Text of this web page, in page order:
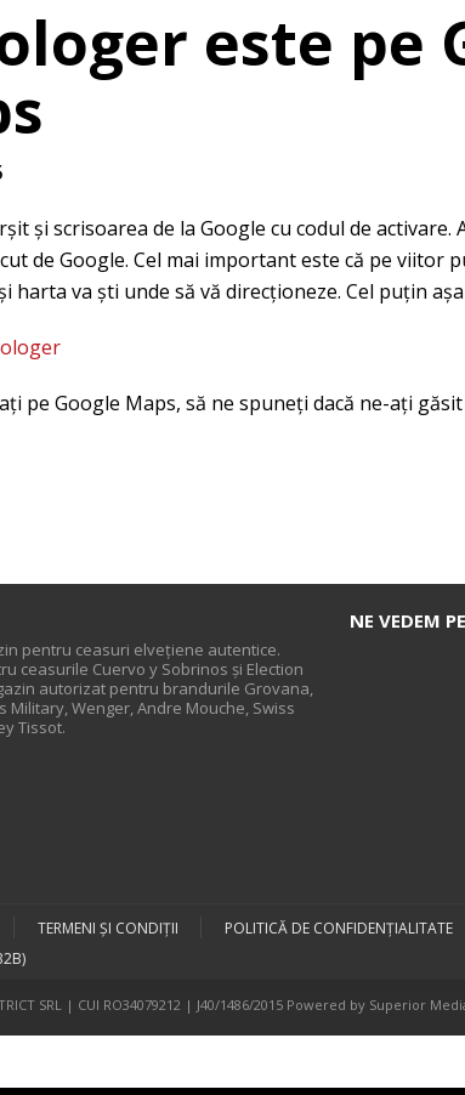
este pe
şi scrisoarea de la Google cu codul de activare.
de Google. Cel mai important este că pe viitor
harta va şti unde să vă direcţioneze. Cel puţin
pe Google Maps, să ne spuneţi dacă ne-aţi
pentru ceasuri elveţiene autentice.
ceasurile Cuervo y Sobrinos și Election
autorizat pentru brandurile Grovana,
Military, Wenger, Andre Mouche, Swiss
Tissot.
NE VEDEM
TERMENI ŞI CONDIŢII POLITICĂ DE CONFIDENȚIALITATE
SRL | CUI RO34079212 | J40/1486/2015 Powered by Superior